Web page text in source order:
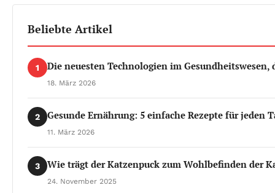
Beliebte Artikel
1 Die neuesten Technologien im Gesundheitswesen,
18. März 2026
2 Gesunde Ernährung: 5 einfache Rezepte für jeden
11. März 2026
3 Wie trägt der Katzenpuck zum Wohlbefinden der
24. November 2025